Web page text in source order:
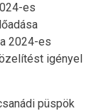
es
2024-es
igényel
püspök